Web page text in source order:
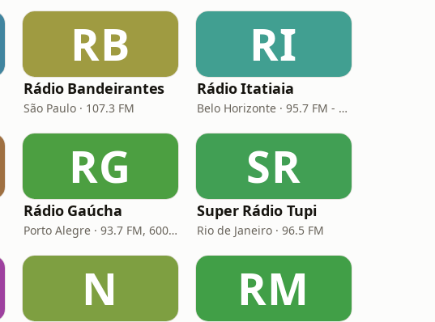
RB
Rádio Bandeirantes
São Paulo · 107.3 FM
RI
Rádio Itatiaia
Belo Horizonte · 95.7 FM - 610 AM
RG
Rádio Gaúcha
Porto Alegre · 93.7 FM, 600 AM
SR
Super Rádio Tupi
Rio de Janeiro · 96.5 FM
N RM